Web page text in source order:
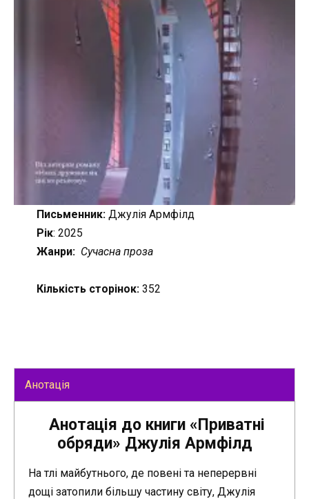
Письменник:Джулія Армфілд
Рік: 2025
Жанри: Сучасна проза
Кількість сторінок:352
Анотація
Анотація до книги «Приватні
обряди» Джулія Армфілд
На тлі майбутнього, де повені та неперервні
дощі затопили більшу частину світу, Джулія